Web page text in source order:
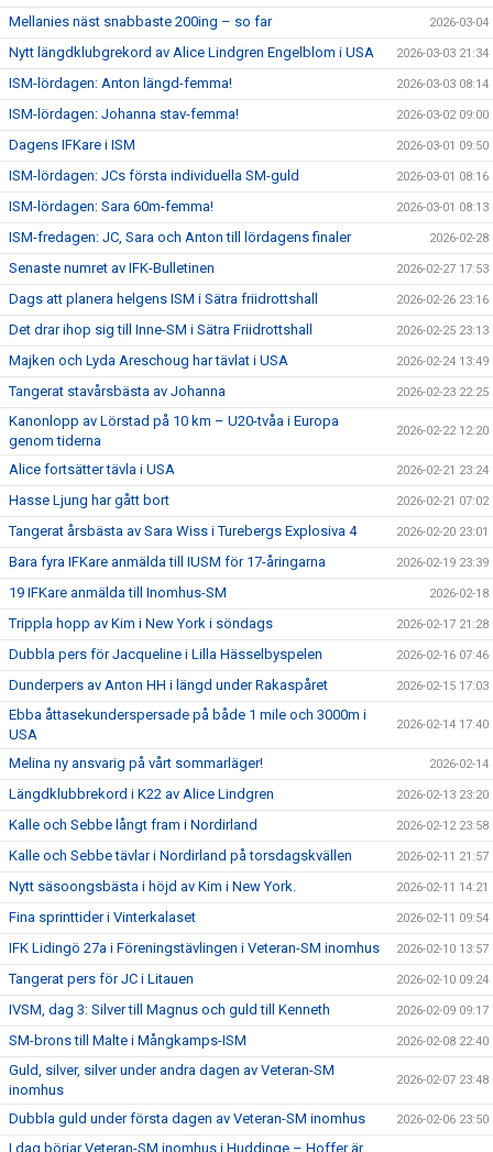
Mellanies näst snabbaste 200ing – so far 2026-03-04
Nytt längdklubgrekord av Alice Lindgren Engelblom i USA 2026-03-03 21:34
ISM-lördagen: Anton längd-femma! 2026-03-03 08:14
ISM-lördagen: Johanna stav-femma! 2026-03-02 09:00
Dagens IFKare i ISM 2026-03-01 09:50
ISM-lördagen: JCs första individuella SM-guld 2026-03-01 08:16
ISM-lördagen: Sara 60m-femma! 2026-03-01 08:13
ISM-fredagen: JC, Sara och Anton till lördagens finaler 2026-02-28
Senaste numret av IFK-Bulletinen 2026-02-27 17:53
Dags att planera helgens ISM i Sätra friidrottshall 2026-02-26 23:16
Det drar ihop sig till Inne-SM i Sätra Friidrottshall 2026-02-25 23:13
Majken och Lyda Areschoug har tävlat i USA 2026-02-24 13:49
Tangerat stavårsbästa av Johanna 2026-02-23 22:25
Kanonlopp av Lörstad på 10 km – U20-tvåa i Europa
genom tiderna
2026-02-22 12:20
Alice fortsätter tävla i USA 2026-02-21 23:24
Hasse Ljung har gått bort 2026-02-21 07:02
Tangerat årsbästa av Sara Wiss i Turebergs Explosiva 4 2026-02-20 23:01
Bara fyra IFKare anmälda till IUSM för 17-åringarna 2026-02-19 23:39
19 IFKare anmälda till Inomhus-SM 2026-02-18
Trippla hopp av Kim i New York i söndags 2026-02-17 21:28
Dubbla pers för Jacqueline i Lilla Hässelbyspelen 2026-02-16 07:46
Dunderpers av Anton HH i längd under Rakaspåret 2026-02-15 17:03
Ebba åttasekunderspersade på både 1 mile och 3000m i
USA
2026-02-14 17:40
Melina ny ansvarig på vårt sommarläger! 2026-02-14
Längdklubbrekord i K22 av Alice Lindgren 2026-02-13 23:20
Kalle och Sebbe långt fram i Nordirland 2026-02-12 23:58
Kalle och Sebbe tävlar i Nordirland på torsdagskvällen 2026-02-11 21:57
Nytt säsoongsbästa i höjd av Kim i New York. 2026-02-11 14:21
Fina sprinttider i Vinterkalaset 2026-02-11 09:54
IFK Lidingö 27a i Föreningstävlingen i Veteran-SM inomhus 2026-02-10 13:57
Tangerat pers för JC i Litauen 2026-02-10 09:24
IVSM, dag 3: Silver till Magnus och guld till Kenneth 2026-02-09 09:17
SM-brons till Malte i Mångkamps-ISM 2026-02-08 22:40
Guld, silver, silver under andra dagen av Veteran-SM
inomhus
2026-02-07 23:48
Dubbla guld under första dagen av Veteran-SM inomhus 2026-02-06 23:50
I dag börjar Veteran-SM inomhus i Huddinge – Hoffer är